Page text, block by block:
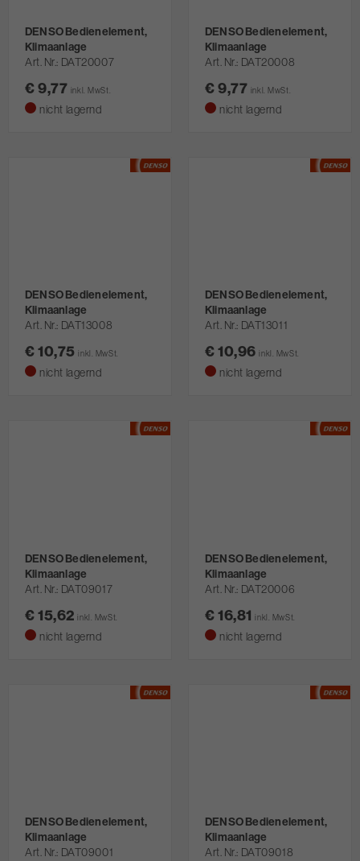
DENSO Bedienelement,
Klimaanlage
Art. Nr. DAT20007
€ 9,77 inkl. MwSt.
nicht lagernd
DENSO Bedienelement,
Klimaanlage
Art. Nr. DAT20008
€ 9,77 inkl. MwSt.
nicht lagernd
DENSO Bedienelement,
Klimaanlage
Art. Nr. DAT13008
€ 10,75inkl. MwSt.
nicht lagernd
DENSO Bedienelement,
Klimaanlage
Art. Nr. DAT13011
€ 10,96inkl. MwSt.
nicht lagernd
DENSO Bedienelement,
Klimaanlage
Art. Nr. DAT09017
€ 15,62inkl. MwSt.
nicht lagernd
DENSO Bedienelement,
Klimaanlage
Art. Nr. DAT20006
€ 16,81inkl. MwSt.
nicht lagernd
DENSO Bedienelement,
Klimaanlage
Art. Nr. DAT09001
DENSO Bedienelement,
Klimaanlage
Art. Nr. DAT09018